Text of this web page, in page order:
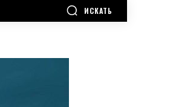
ИСКАТЬ